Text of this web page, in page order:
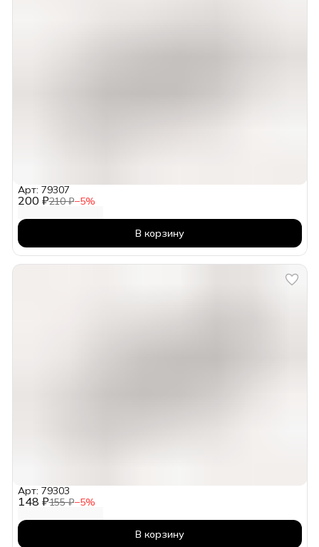
200 ₽210 ₽−5%
Арт: 79307
В корзину
148 ₽155 ₽−5%
Арт: 79303
В корзину